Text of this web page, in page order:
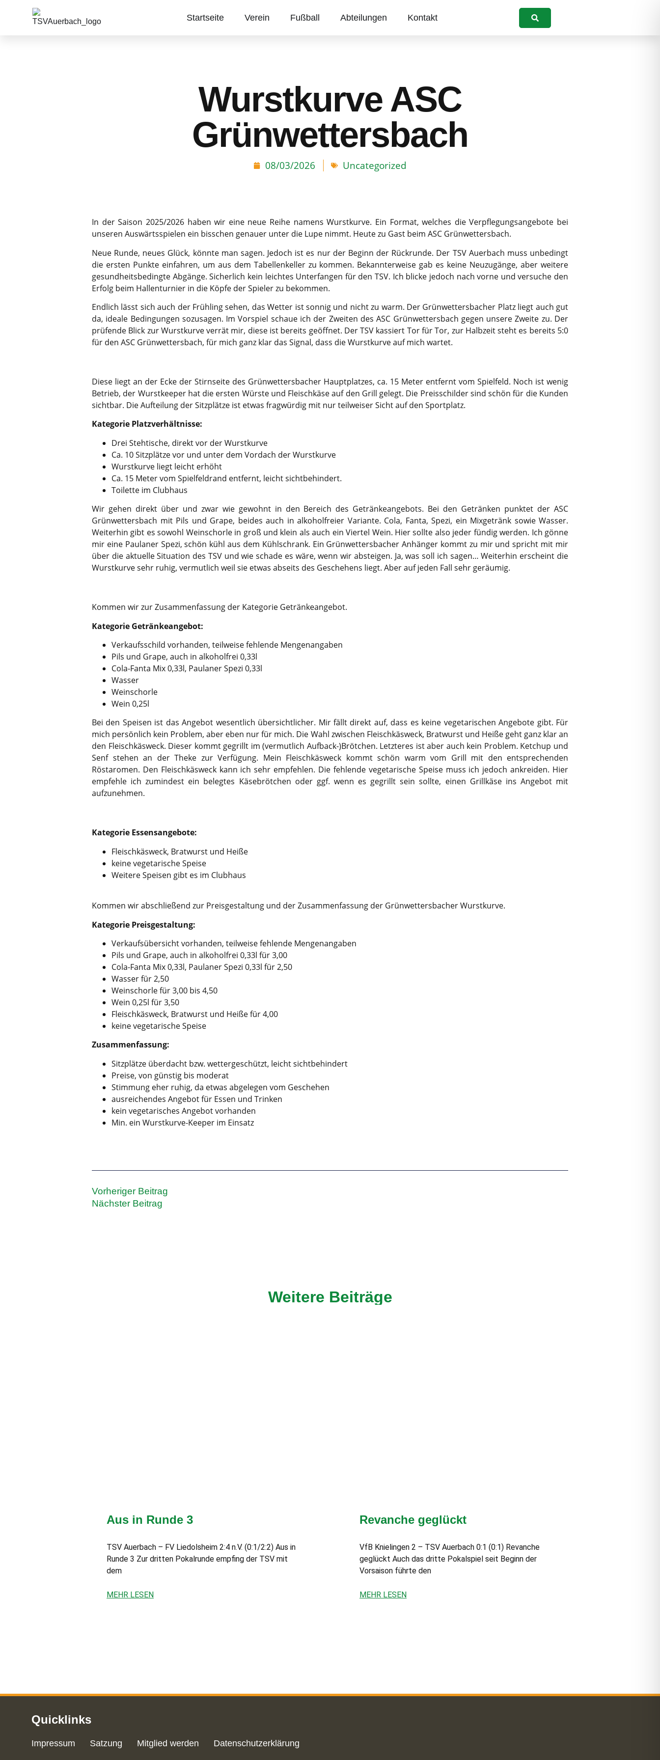
Startseite Verein Fußball Abteilungen Kontakt Suchen
Wurstkurve ASC
Grünwettersbach
08/03/2026 Uncategorized
In der Saison 2025/2026 haben wir eine neue Reihe namens Wurstkurve. Ein Format, welches die Verpflegungsangebote bei
unseren Auswärtsspielen ein bisschen genauer unter die Lupe nimmt. Heute zu Gast beim ASC Grünwettersbach.
Neue Runde, neues Glück, könnte man sagen. Jedoch ist es nur der Beginn der Rückrunde. Der TSV Auerbach muss unbedingt
die ersten Punkte einfahren, um aus dem Tabellenkeller zu kommen. Bekannterweise gab es keine Neuzugänge, aber weitere
gesundheitsbedingte Abgänge. Sicherlich kein leichtes Unterfangen für den TSV. Ich blicke jedoch nach vorne und versuche den
Erfolg beim Hallenturnier in die Köpfe der Spieler zu bekommen.
Endlich lässt sich auch der Frühling sehen, das Wetter ist sonnig und nicht zu warm. Der Grünwettersbacher Platz liegt auch gut
da, ideale Bedingungen sozusagen. Im Vorspiel schaue ich der Zweiten des ASC Grünwettersbach gegen unsere Zweite zu. Der
prüfende Blick zur Wurstkurve verrät mir, diese ist bereits geöffnet. Der TSV kassiert Tor für Tor, zur Halbzeit steht es bereits 5:0
für den ASC Grünwettersbach, für mich ganz klar das Signal, dass die Wurstkurve auf mich wartet.
Diese liegt an der Ecke der Stirnseite des Grünwettersbacher Hauptplatzes, ca. 15 Meter entfernt vom Spielfeld. Noch ist wenig
Betrieb, der Wurstkeeper hat die ersten Würste und Fleischkäse auf den Grill gelegt. Die Preisschilder sind schön für die Kunden
sichtbar. Die Aufteilung der Sitzplätze ist etwas fragwürdig mit nur teilweiser Sicht auf den Sportplatz.
Kategorie Platzverhältnisse:
Drei Stehtische, direkt vor der Wurstkurve
Ca. 10 Sitzplätze vor und unter dem Vordach der Wurstkurve
Wurstkurve liegt leicht erhöht
Ca. 15 Meter vom Spielfeldrand entfernt, leicht sichtbehindert.
Toilette im Clubhaus
Wir gehen direkt über und zwar wie gewohnt in den Bereich des Getränkeangebots. Bei den Getränken punktet der ASC
Grünwettersbach mit Pils und Grape, beides auch in alkoholfreier Variante. Cola, Fanta, Spezi, ein Mixgetränk sowie Wasser.
Weiterhin gibt es sowohl Weinschorle in groß und klein als auch ein Viertel Wein. Hier sollte also jeder fündig werden. Ich gönne
mir eine Paulaner Spezi, schön kühl aus dem Kühlschrank. Ein Grünwettersbacher Anhänger kommt zu mir und spricht mit mir
über die aktuelle Situation des TSV und wie schade es wäre, wenn wir absteigen. Ja, was soll ich sagen… Weiterhin erscheint die
Wurstkurve sehr ruhig, vermutlich weil sie etwas abseits des Geschehens liegt. Aber auf jeden Fall sehr geräumig.
Kommen wir zur Zusammenfassung der Kategorie Getränkeangebot.
Kategorie Getränkeangebot:
Verkaufsschild vorhanden, teilweise fehlende Mengenangaben
Pils und Grape, auch in alkoholfrei 0,33l
Cola-Fanta Mix 0,33l, Paulaner Spezi 0,33l
Wasser
Weinschorle
Wein 0,25l
Bei den Speisen ist das Angebot wesentlich übersichtlicher. Mir fällt direkt auf, dass es keine vegetarischen Angebote gibt. Für
mich persönlich kein Problem, aber eben nur für mich. Die Wahl zwischen Fleischkäsweck, Bratwurst und Heiße geht ganz klar an
den Fleischkäsweck. Dieser kommt gegrillt im (vermutlich Aufback-)Brötchen. Letzteres ist aber auch kein Problem. Ketchup und
Senf stehen an der Theke zur Verfügung. Mein Fleischkäsweck kommt schön warm vom Grill mit den entsprechenden
Röstaromen. Den Fleischkäsweck kann ich sehr empfehlen. Die fehlende vegetarische Speise muss ich jedoch ankreiden. Hier
empfehle ich zumindest ein belegtes Käsebrötchen oder ggf. wenn es gegrillt sein sollte, einen Grillkäse ins Angebot mit
aufzunehmen.
Kategorie Essensangebote:
Fleischkäsweck, Bratwurst und Heiße
keine vegetarische Speise
Weitere Speisen gibt es im Clubhaus
Kommen wir abschließend zur Preisgestaltung und der Zusammenfassung der Grünwettersbacher Wurstkurve.
Kategorie Preisgestaltung:
Verkaufsübersicht vorhanden, teilweise fehlende Mengenangaben
Pils und Grape, auch in alkoholfrei 0,33l für 3,00
Cola-Fanta Mix 0,33l, Paulaner Spezi 0,33l für 2,50
Wasser für 2,50
Weinschorle für 3,00 bis 4,50
Wein 0,25l für 3,50
Fleischkäsweck, Bratwurst und Heiße für 4,00
keine vegetarische Speise
Zusammenfassung:
Sitzplätze überdacht bzw. wettergeschützt, leicht sichtbehindert
Preise, von günstig bis moderat
Stimmung eher ruhig, da etwas abgelegen vom Geschehen
ausreichendes Angebot für Essen und Trinken
kein vegetarisches Angebot vorhanden
Min. ein Wurstkurve-Keeper im Einsatz
Vorheriger Beitrag
Nächster Beitrag
Weitere Beiträge
Aus in Runde 3
TSV Auerbach – FV Liedolsheim 2:4 n.V. (0:1/2:2) Aus in
Runde 3 Zur dritten Pokalrunde empfing der TSV mit
dem
MEHR LESEN
Revanche geglückt
VfB Knielingen 2 – TSV Auerbach 0:1 (0:1) Revanche
geglückt Auch das dritte Pokalspiel seit Beginn der
Vorsaison führte den
MEHR LESEN
Quicklinks
Impressum Satzung Mitglied werden Datenschutzerklärung